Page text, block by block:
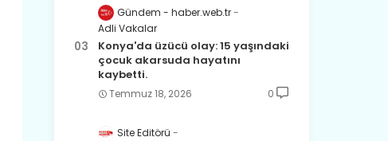
Gündem - haber.web.tr
Adli Vakalar
Konya'da üzücü olay: 15 yaşındaki
çocuk akarsuda hayatını
kaybetti.
Temmuz 18, 2026 0
Site Editörü